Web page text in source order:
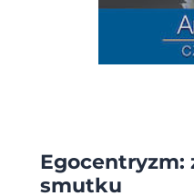
Egocentryzm:
smutku